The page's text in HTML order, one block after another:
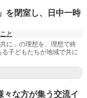
を閉室し、日中一時
と
に」の理想を、理想で終
子どもたちが地域で共に
な方が集う交流イ